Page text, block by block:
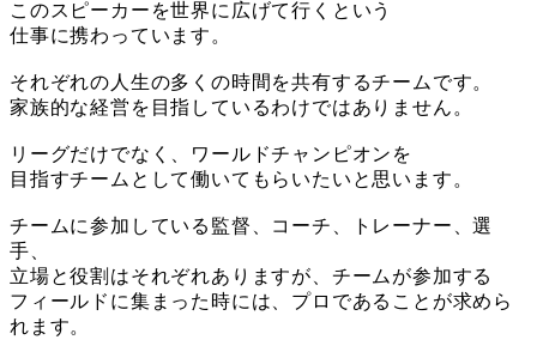
このスピーカーを世界に広げて行くという
仕事に携わっています。
それぞれの人生の多くの時間を共有するチームです。
家族的な経営を目指しているわけではありません。
リーグだけでなく、ワールドチャンピオンを
目指すチームとして働いてもらいたいと思います。
チームに参加している監督、コーチ、トレーナー、選
手、
立場と役割はそれぞれありますが、チームが参加する
フィールドに集まった時には、プロであることが求めら
れます。